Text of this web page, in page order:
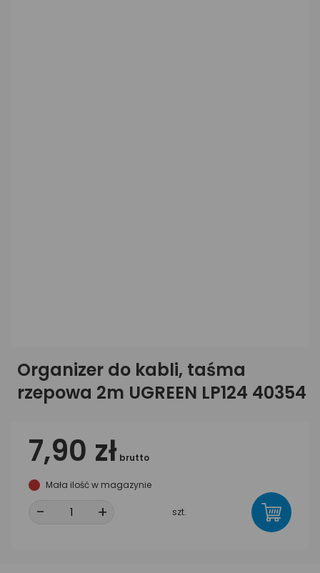
Organizer do kabli, taśma
rzepowa 2m UGREEN LP124 40354
7,90 zł brutto
Mała ilość w magazynie
- + szt.